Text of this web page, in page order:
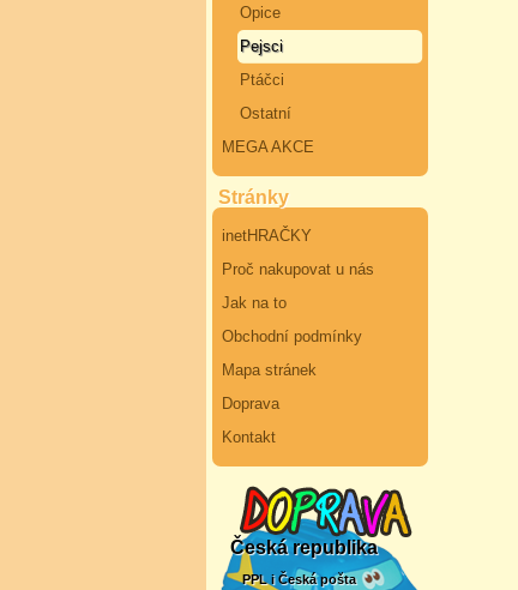
Opice
Pejsci
Ptáčci
Ostatní
MEGA AKCE
Stránky
inetHRAČKY
Proč nakupovat u nás
Jak na to
Obchodní podmínky
Mapa stránek
Doprava
Kontakt
Česká republika
PPL i Česká pošta